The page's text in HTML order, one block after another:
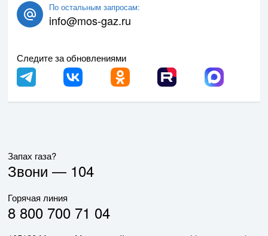
По остальным запросам:
info@mos-gaz.ru
Следите за обновлениями
Запах газа?
Звони — 104
Горячая линия
8 800 700 71 04